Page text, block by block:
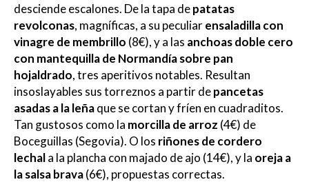
desciende escalones. De la tapa depatatas
revolconas, magníficas, a su peculiarensaladilla con
vinagre de membrillo (8€), y a las anchoas doble cero
con mantequilla de Normandía sobre pan
hojaldrado, tres aperitivos notables. Resultan
insoslayables sus torreznos a partir depancetas
asadas a la leñaque se cortan y fríen en cuadraditos.
Tan gustosos como la morcilla de arroz (4€) de
Boceguillas (Segovia). O los riñones de cordero
lechala la plancha con majado de ajo (14€), y la oreja a
la salsa brava(6€), propuestas correctas.